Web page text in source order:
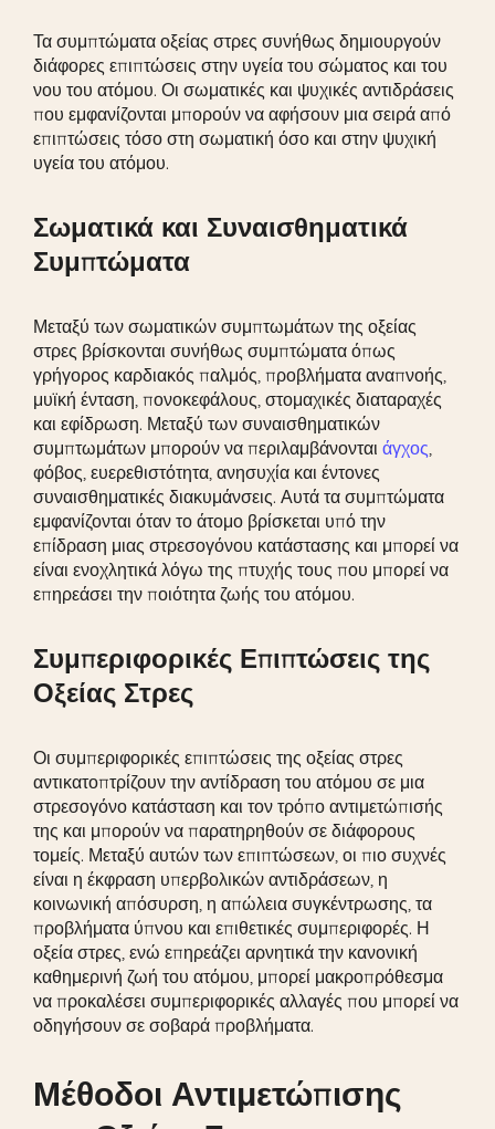
Τα συμπτώματα οξείας στρες συνήθως δημιουργούν
διάφορες επιπτώσεις στην υγεία του σώματος και του
νου του ατόμου. Οι σωματικές και ψυχικές αντιδράσεις
που εμφανίζονται μπορούν να αφήσουν μια σειρά από
επιπτώσεις τόσο στη σωματική όσο και στην ψυχική
υγεία του ατόμου.
Σωματικά και Συναισθηματικά
Συμπτώματα
Μεταξύ των σωματικών συμπτωμάτων της οξείας
στρες βρίσκονται συνήθως συμπτώματα όπως
γρήγορος καρδιακός παλμός, προβλήματα αναπνοής,
μυϊκή ένταση, πονοκεφάλους, στομαχικές διαταραχές
και εφίδρωση. Μεταξύ των συναισθηματικών
συμπτωμάτων μπορούν να περιλαμβάνονται άγχος
φόβος, ευερεθιστότητα, ανησυχία και έντονες
συναισθηματικές διακυμάνσεις. Αυτά τα συμπτώματα
εμφανίζονται όταν το άτομο βρίσκεται υπό την
επίδραση μιας στρεσογόνου κατάστασης και μπορεί να
είναι ενοχλητικά λόγω της πτυχής τους που μπορεί να
επηρεάσει την ποιότητα ζωής του ατόμου.
Συμπεριφορικές Επιπτώσεις της
Οξείας Στρες
Οι συμπεριφορικές επιπτώσεις της οξείας στρες
αντικατοπτρίζουν την αντίδραση του ατόμου σε μια
στρεσογόνο κατάσταση και τον τρόπο αντιμετώπισής
της και μπορούν να παρατηρηθούν σε διάφορους
τομείς. Μεταξύ αυτών των επιπτώσεων, οι πιο συχνές
είναι η έκφραση υπερβολικών αντιδράσεων, η
κοινωνική απόσυρση, η απώλεια συγκέντρωσης, τα
προβλήματα ύπνου και επιθετικές συμπεριφορές. Η
οξεία στρες, ενώ επηρεάζει αρνητικά την κανονική
καθημερινή ζωή του ατόμου, μπορεί μακροπρόθεσμα
να προκαλέσει συμπεριφορικές αλλαγές που μπορεί να
οδηγήσουν σε σοβαρά προβλήματα.
Μέθοδοι Αντιμετώπισης